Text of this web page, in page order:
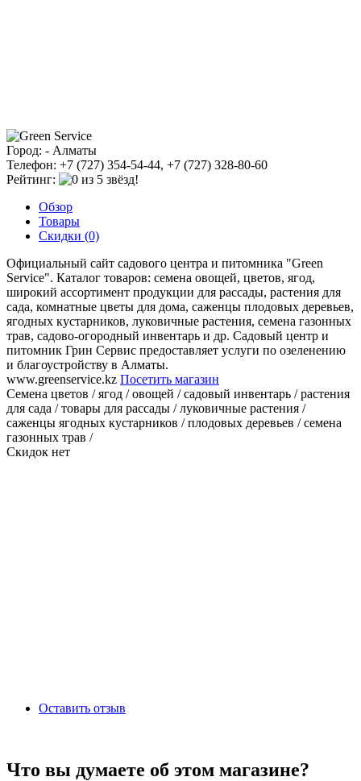
Город: - Алматы
Телефон: +7 (727) 354-54-44, +7 (727) 328-80-60
Рейтинг:
Обзор
Товары
Скидки (0)
Официальный сайт садового центра и питомника "Green
Service". Каталог товаров: семена овощей, цветов, ягод,
широкий ассортимент продукции для рассады, растения для
сада, комнатные цветы для дома, саженцы плодовых деревьев,
ягодных кустарников, луковичные растения, семена газонных
трав, садово-огородный инвентарь и др. Садовый центр и
питомник Грин Сервис предоставляет услуги по озеленению
и благоустройству в Алматы.
www.greenservice.kz Посетить магазин
Семена цветов / ягод / овощей / садовый инвентарь / растения
для сада / товары для рассады / луковичные растения /
саженцы ягодных кустарников / плодовых деревьев / семена
газонных трав /
Скидок нет
Оставить отзыв
Что вы думаете об этом магазине?